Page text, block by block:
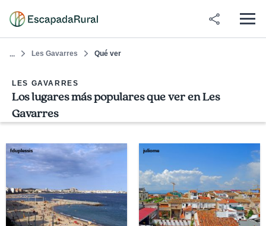
... Les Gavarres Qué ver
LES GAVARRES
Los lugares más populares que ver en Les
Gavarres
fduplessis juliome